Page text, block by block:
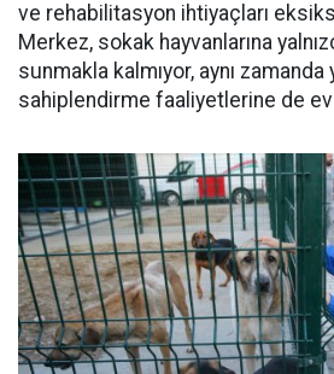
ve rehabilitasyon ihtiyaçları
Merkez, sokak hayvanlarına
sunmakla kalmıyor, aynı zamanda
sahiplendirme faaliyetlerine de ev